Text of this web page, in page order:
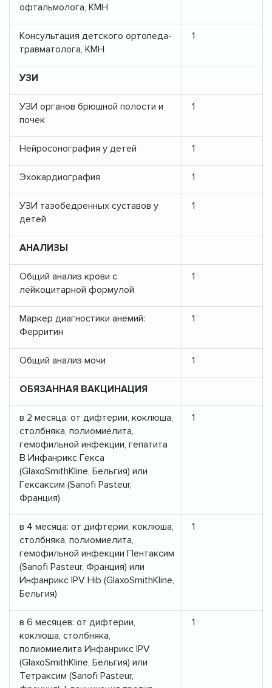
офтальмолога, КМН
Консультация детского ортопеда-
травматолога, КМН
1
УЗИ
УЗИ органов брюшной полости и
почек
1
Нейросонография у детей 1
Эхокардиография 1
УЗИ тазобедренных суставов у
детей
1
АНАЛИЗЫ
Общий анализ крови с
лейкоцитарной формулой
1
Маркер диагностики анемий:
Ферритин
1
Общий анализ мочи 1
ОБЯЗАННАЯ ВАКЦИНАЦИЯ
в 2 месяца: от дифтерии, коклюша,
столбняка, полиомиелита,
гемофильной инфекции, гепатита
В Инфанрикс Гекса
(GlaxoSmithKline, Бельгия) или
Гексаксим (Sanofi Pasteur,
Франция)
1
в 4 месяца: от дифтерии, коклюша,
столбняка, полиомиелита,
гемофильной инфекции Пентаксим
(Sanofi Pasteur, Франция) или
Инфанрикс IPV Hib (GlaxoSmithKline,
Бельгия)
1
в 6 месяцев: от дифтерии,
коклюша, столбняка,
полиомиелита Инфанрикс IPV
(GlaxoSmithKline, Бельгия) или
Тетраксим (Sanofi Pasteur,
1